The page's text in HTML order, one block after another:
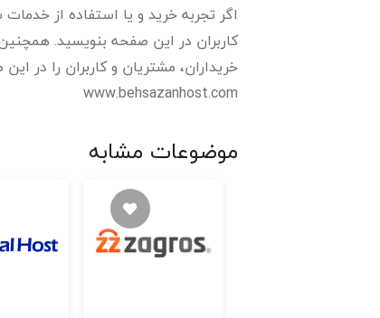
اگر تجربه خرید و یا استفاده از
کاربران در این صفحه بنویسید.
خریداران، مشتریان و کاربران را در
www.behsazanhost.com
موضوعات مشابه